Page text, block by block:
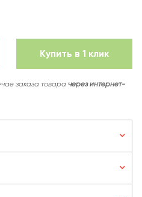
Купить в 1 клик
заказа товара через интернет-